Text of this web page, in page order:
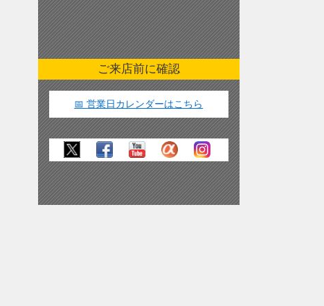
ご来店前に確認
📅 営業日カレンダーはこちら